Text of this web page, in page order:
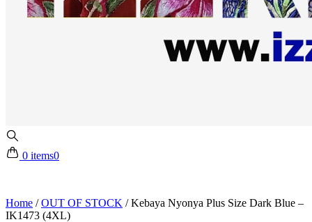
0 items0
Home /OUT OF STOCK /Kebaya Nyonya Plus Size Dark Blue –
IK1473 (4XL)